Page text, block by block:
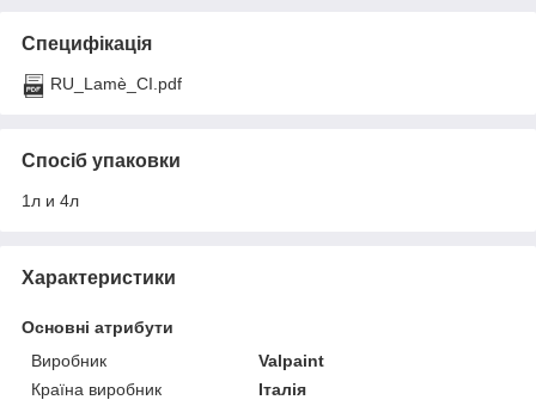
Специфікація
RU_Lamè_CI.pdf
Спосіб упаковки
1л и 4л
Характеристики
Основні атрибути
Виробник
Valpaint
Країна виробник
Італія